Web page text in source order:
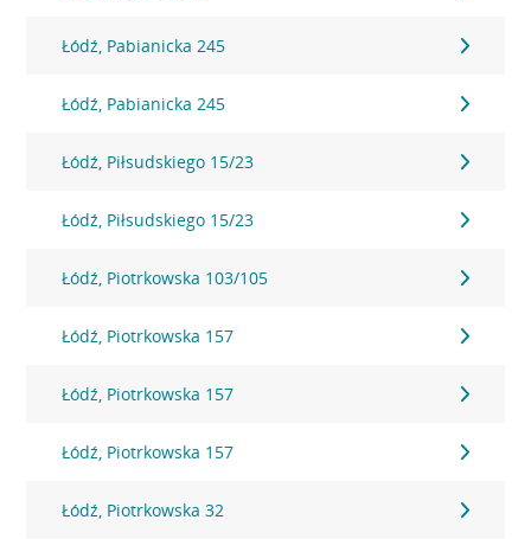
Łódź, Pabianicka 245
Łódź, Pabianicka 245
Łódź, Piłsudskiego 15/23
Łódź, Piłsudskiego 15/23
Łódź, Piotrkowska 103/105
Łódź, Piotrkowska 157
Łódź, Piotrkowska 157
Łódź, Piotrkowska 157
Łódź, Piotrkowska 32